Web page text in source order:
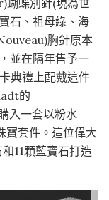
蝶別針(現為世
石、祖母綠、海
胸針原本
並在隔年售予一
典禮上配戴這件
的
入一套以粉水
寶套件。這位偉大
11顆藍寶石打造